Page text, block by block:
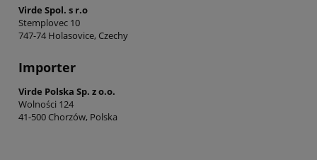
Virde Spol. s r.o
Stemplovec 10
747-74 Holasovice, Czechy
Importer
Virde Polska Sp. z o.o.
Wolności 124
41-500 Chorzów, Polska